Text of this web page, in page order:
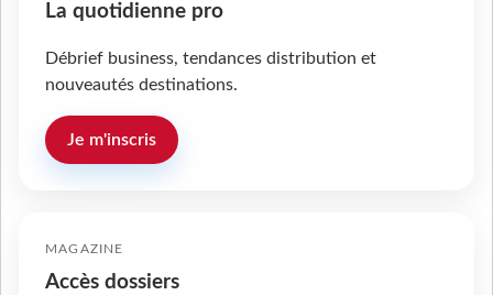
La quotidienne pro
Débrief business, tendances distribution et
nouveautés destinations.
Je m'inscris
MAGAZINE
Accès dossiers